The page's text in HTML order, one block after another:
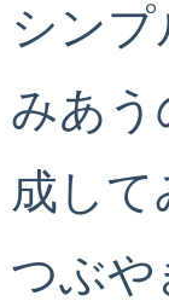
シン
みあう
成し
つぶや